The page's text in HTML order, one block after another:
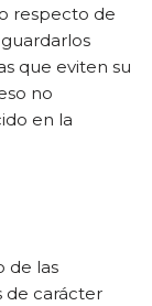
respecto de
que eviten su
no
en la
de las
de carácter